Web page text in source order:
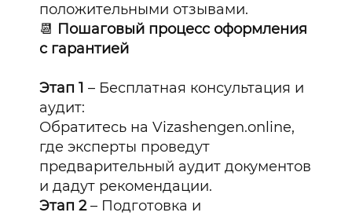
положительными отзывами.
📆 Пошаговый процесс оформления
с гарантией
Этап 1 – Бесплатная консультация и
аудит:
Обратитесь на Vizashengen.online,
где эксперты проведут
предварительный аудит документов
и дадут рекомендации.
Этап 2– Подготовка и